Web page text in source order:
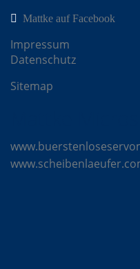
Mattke auf Facebook
Impressum
Datenschutz
Sitemap